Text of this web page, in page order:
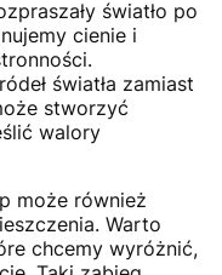
światło po
cienie i
światła zamiast
stworzyć
walory
może również
Warto
chcemy wyróżnić,